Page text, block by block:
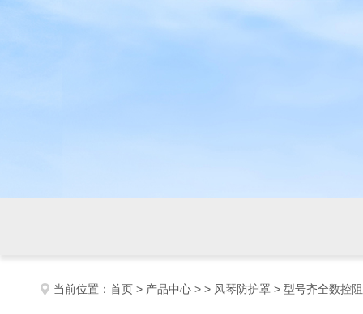
当前位置： 首页 > 产品中心 > > 风琴防护罩 > 型号齐全数控